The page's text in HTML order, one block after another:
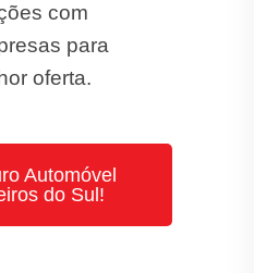
com
para
oferta.
Automóvel
do Sul!